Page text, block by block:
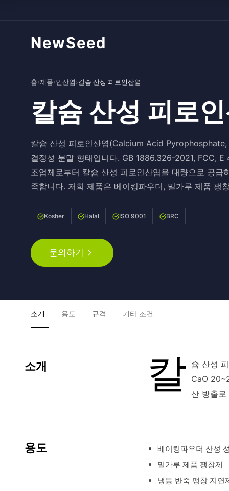
NewSeed
홈›제품›인산염›칼슘 산성 피로인산염
칼슘 산성 피로
칼슘 산성 피로인산염(Calcium Acid Pyrophosphate,
결정성 분말 형태입니다. GB 1886.326-2021, FCC,
조업체로부터 칼슘 산성 피로인산염을 대량으로 공
족합니다. 저희 제품은 베이킹파우더, 밀가루 제품 팽
Kosher Halal ISO 9001 BRC
문의하기
소개 용도 규격 기타 조건
소개 칼 슘 산성
CaO
산 방출
용도
베이킹파우더 산성
밀가루 제품 팽창제
냉동 반죽 팽창 지연